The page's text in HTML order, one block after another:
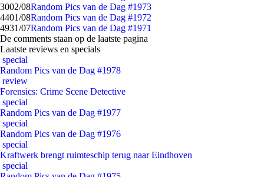
3002/08Random Pics van de Dag #1973
4401/08Random Pics van de Dag #1972
4931/07Random Pics van de Dag #1971
De comments staan op de laatste pagina
Laatste reviews en specials
special
Random Pics van de Dag #1978
review
Forensics: Crime Scene Detective
special
Random Pics van de Dag #1977
special
Random Pics van de Dag #1976
special
Kraftwerk brengt ruimteschip terug naar Eindhoven
special